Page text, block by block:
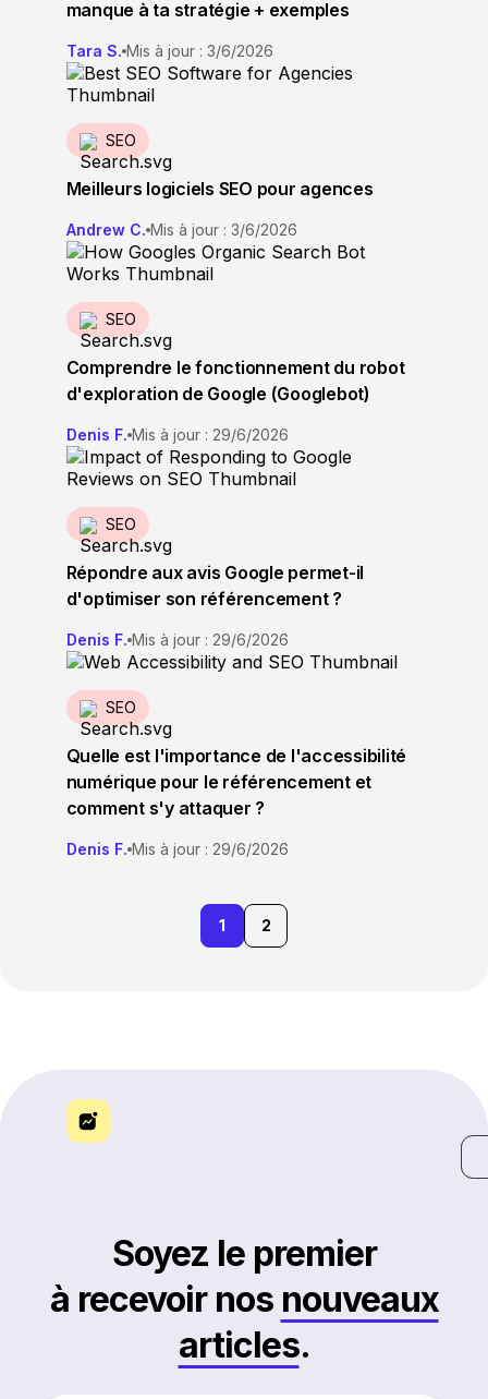
manque à ta stratégie + exemples
Tara S. Mis à jour : 3/6/2026
SEO
Meilleurs logiciels SEO pour agences
Andrew C. Mis à jour : 3/6/2026
SEO
Comprendre le fonctionnement du robot
d'exploration de Google (Googlebot)
Denis F. Mis à jour : 29/6/2026
SEO
Répondre aux avis Google permet-il
d'optimiser son référencement ?
Denis F. Mis à jour : 29/6/2026
SEO
Quelle est l'importance de l'accessibilité
numérique pour le référencement et
comment s'y attaquer ?
Denis F. Mis à jour : 29/6/2026
1 2
Soyez le premier
à recevoir nos nouveaux
articles.